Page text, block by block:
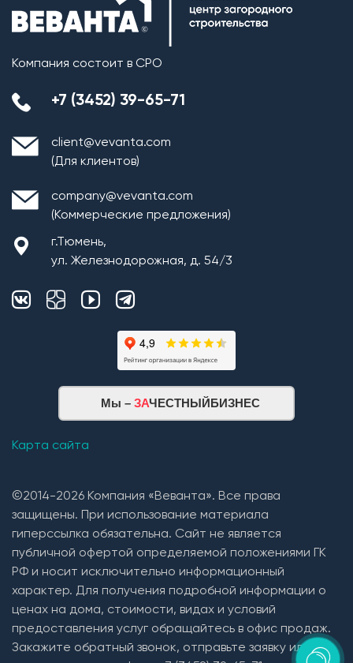
Компания состоит в СРО
+7 (3452) 39-65-71
client@vevanta.com
(Для клиентов)
company@vevanta.com
(Коммерческие предложения)
г.Тюмень,
ул. Железнодорожная, д. 54/3
Мы – ЗАЧЕСТНЫЙБИЗНЕС
Карта сайта
©2014-2026 Компания «Веванта». Все права
защищены. При использование материала
гиперссылка обязательна. Сайт не является
публичной офертой определяемой положениями ГК
РФ и носит исключительно информационный
характер. Для получения подробной информации о
ценах на дома, стоимости, видах и условий
предоставления услуг обращайтесь в офис продаж.
Закажите обратный звонок, отправьте заявку или